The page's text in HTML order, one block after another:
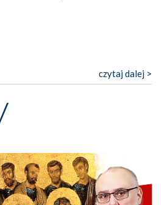
czytaj dalej >